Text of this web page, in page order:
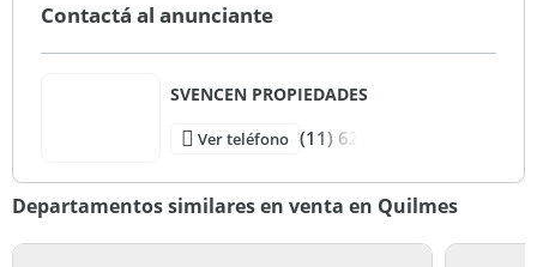
Contactá al anunciante
SVENCEN PROPIEDADES
Ver teléfono (11) 62
Departamentos similares en venta en Quilmes